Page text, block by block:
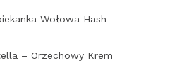
Wołowa Hash
– Orzechowy Krem